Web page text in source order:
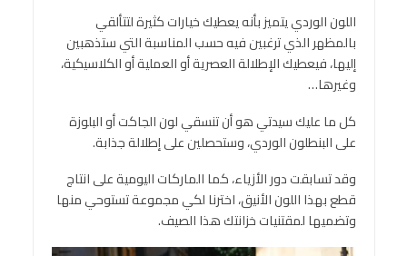
اللون الوردي يتميز بأنه يعطيك خيارات كثيرة لتتألقي
بالمظهر الذي ترغبين فيه حسب المناسبة التي ستذهبين
إليها، فيعطيك الإطلالة العصرية أو العملية أو الكلاسيكية،
وغيرها…
كل ما عليك سيدتي هو أن تنسقي لون الجاكت أو البلوزة
على البنطلون الوردي، وستحصلين على إطلالة جذابة.
وقد تسابقت دور الأزياء، كما الماركات اليومية على انتاج
قطع بهذا اللون الأنيق، اخترنا لكي مجموعة تستوحي منها
وتضميها لمقتنيات خزانتك هذا الصيف.